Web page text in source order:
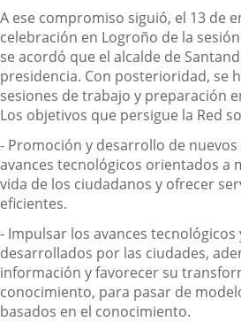
A ese compromiso siguió, el 13 de
celebración en Logroño de la
se acordó que el alcalde de
presidencia. Con posterioridad, se
sesiones de trabajo y preparación
Los objetivos que persigue la Red
- Promoción y desarrollo de
avances tecnológicos orientados a
vida de los ciudadanos y ofrecer
eficientes.
- Impulsar los avances tecnológicos
desarrollados por las ciudades,
información y favorecer su
conocimiento, para pasar de
basados en el conocimiento.